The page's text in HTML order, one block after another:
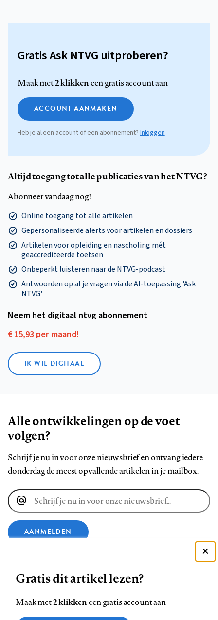
Gratis Ask NTVG uitproberen?
Maak met2 klikkeneen gratis account aan
ACCOUNT AANMAKEN
Heb je al een account of een abonnement?Inloggen
Altijd toegang tot alle publicaties van het NTVG?
Abonneer vandaag nog!
Online toegang tot alle artikelen
Gepersonaliseerde alerts voor artikelen en dossiers
Artikelen voor opleiding en nascholing mét
geaccrediteerde toetsen
Onbeperkt luisteren naar de NTVG-podcast
Antwoorden op al je vragen via de AI-toepassing 'Ask
NTVG'
Neem het digitaal ntvg abonnement
€ 15,93 per maand!
IK WIL DIGITAAL
Alle ontwikkelingen op de voet
volgen?
Schrijf je nu in voor onze nieuwsbrief en ontvang iedere
donderdag de meest opvallende artikelen in je mailbox.
E-
mailadres
AANMELDEN
ons
Zie onze cookie policy
Gratis dit artikel lezen?
Maak met2 klikkeneen gratis account aan